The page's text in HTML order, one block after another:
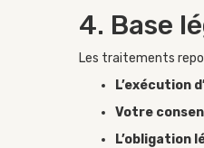
4. Base
Les traitements
L’exécution
Votre
L’obligation